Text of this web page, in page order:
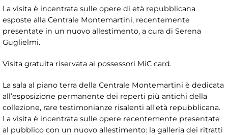
La visita è incentrata sulle opere di età repubblicana
esposte alla Centrale Montemartini, recentemente
presentate in un nuovo allestimento, a cura di Serena
Guglielmi.
Visita gratuita riservata ai possessori MiC card.
La sala al piano terra della Centrale Montemartini è dedicata
all’esposizione permanente dei reperti più antichi della
collezione, rare testimonianze risalenti all’età repubblicana.
La visita è incentrata sulle opere recentemente presentate
al pubblico con un nuovo allestimento: la galleria dei ritratti